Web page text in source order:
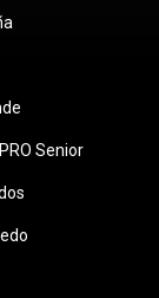
Senior